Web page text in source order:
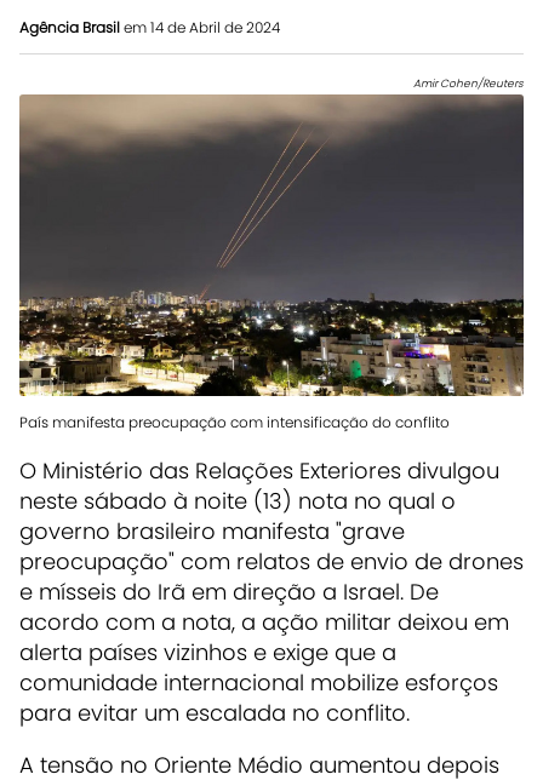
Agência Brasilem 14 de Abril de 2024
Amir Cohen/Reuters
País manifesta preocupação com intensificação do conflito
O Ministério das Relações Exteriores divulgou
neste sábado à noite (13) nota no qual o
governo brasileiro manifesta "grave
preocupação" com relatos de envio de drones
e mísseis do Irã em direção a Israel. De
acordo com a nota, a ação militar deixou em
alerta países vizinhos e exige que a
comunidade internacional mobilize esforços
para evitar um escalada no conflito.
A tensão no Oriente Médio aumentou depois